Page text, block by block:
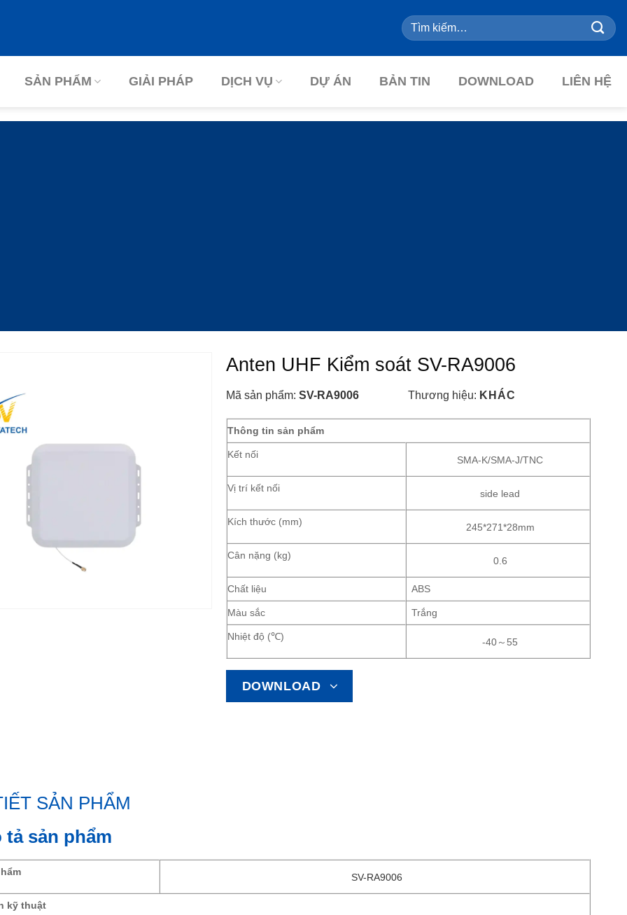
Tìm
kiếm:
SẢN PHẨM GIẢI PHÁP DỊCH VỤ DỰ ÁN BẢN TIN DOWNLOAD LIÊN HỆ
Anten UHF Kiểm soát SV-RA9006
Mã sản phẩm: SV-RA9006 Thương hiệu: KHÁC
Thông tin sản phẩm
Kết nối SMA-K/SMA-J/TNC
Vị trí kết nối side lead
Kích thước (mm) 245*271*28mm
Cân nặng (kg) 0.6
Chất liệu ABS
Màu sắc Trắng
Nhiệt độ (℃) -40～55
DOWNLOAD
SẢN PHẨM
tả sản phẩm
SV-RA9006
kỹ thuật